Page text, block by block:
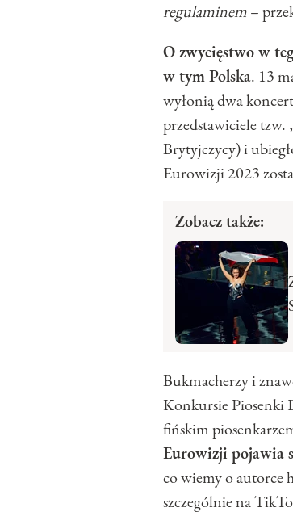
regulaminem–
O zwycięstwo w
w tym Polska. 13
wyłonią dwa
przedstawiciele tzw.
Brytyjczycy) i
Eurowizji 2023
Zobacz także:
Bukmacherzy i
Konkursie Piosenki
fińskim
Eurowizji pojawia
co wiemy o autorce
szczególnie na